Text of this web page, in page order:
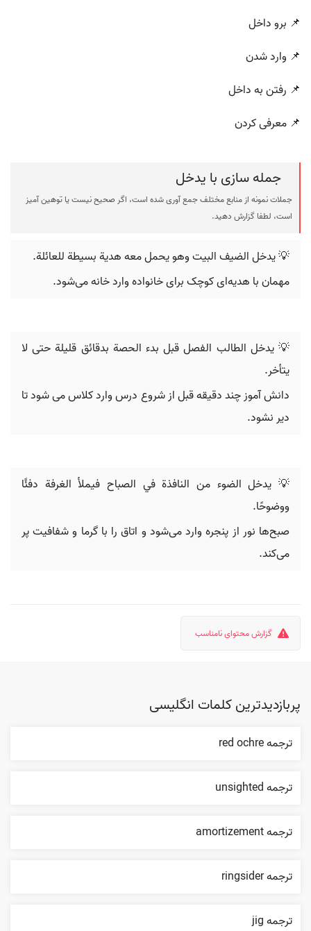
📌 برو داخل
📌 وارد شدن
📌 رفتن به داخل
📌 معرفی کردن
جمله سازی با یدخل
جملات نمونه از منابع مختلف جمع آوری شده است، اگر صحیح نیست یا توهین آمیز
است، لطفا گزارش دهید.
💡 یدخل الضيف البيت وهو يحمل معه هدية بسيطة للعائلة.
مهمان با هدیه‌ای کوچک برای خانواده وارد خانه می‌شود.
💡 یدخل الطالب الفصل قبل بدء الحصة بدقائق قليلة حتى لا
يتأخر.
دانش آموز چند دقیقه قبل از شروع درس وارد کلاس می شود تا
دیر نشود.
💡 یدخل الضوء من النافذة في الصباح فيملأ الغرفة دفئًا
ووضوحًا.
صبح‌ها نور از پنجره وارد می‌شود و اتاق را با گرما و شفافیت پر
می‌کند.
گزارش محتوای نامناسب
پربازدیدترین کلمات انگلیسی
ترجمه red ochre
ترجمه unsighted
ترجمه amortizement
ترجمه ringsider
ترجمه jig